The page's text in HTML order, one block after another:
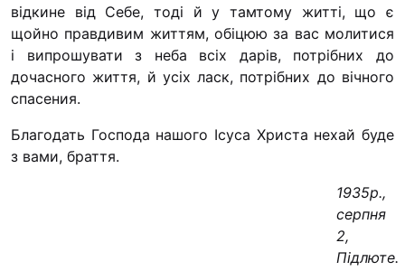
від­кине від Себе, тоді й у тамтому житті, що є
щойно прав­дивим життям, обіцюю за вас молитися
і випрошувати з неба всіх дарів, потрібних до
дочасного життя, й усіх ласк, потрібних до вічного
спасения.
Благодать Господа нашого Ісуса Христа нехай буде
з вами, браття.
1935р.,
серпня
2,
Підлюте.